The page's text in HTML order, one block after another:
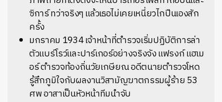
ซิการ์ ทว่าจริงๆ แล้วเธอไม่เคยเหนี่ยวไกปืนเองสัก
ครั้ง
มกราคม 1934 เจ้าหน้าที่ตำรวจเริ่มปฏิบัติการล่า
ตัวแบร์โรว์และปาร์เกอร์อย่างจริงจัง แฟรงก์ แฮเม
อร์ ตำรวจท้องถิ่นวัยเกษียณ อดีตนายตำรวจโหด
รู้สึกภูมิใจกับผลงานวิสามัญฆาตกรรมผู้ร้าย 53
ศพ อาสาเป็นหัวหน้าทีมนำจับ